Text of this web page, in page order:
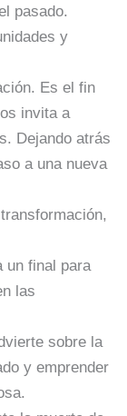
pasado.
y
Es el fin
invita a
Dejando atrás
a una nueva
un final para
las
sobre la
y emprender